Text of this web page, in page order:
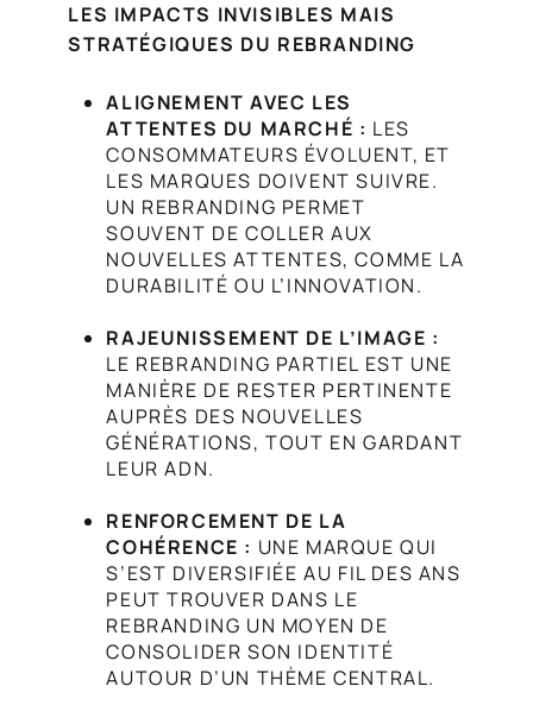
LES IMPACTS INVISIBLES MAIS
STRATÉGIQUES DU REBRANDING
ALIGNEMENT AVEC LES
ATTENTES DU MARCHÉ : LES
CONSOMMATEURS ÉVOLUENT, ET
LES MARQUES DOIVENT SUIVRE.
UN REBRANDING PERMET
SOUVENT DE COLLER AUX
NOUVELLES ATTENTES, COMME LA
DURABILITÉ OU L’INNOVATION.
RAJEUNISSEMENT DE L’IMAGE :
LE REBRANDING PARTIEL EST UNE
MANIÈRE DE RESTER PERTINENTE
AUPRÈS DES NOUVELLES
GÉNÉRATIONS, TOUT EN GARDANT
LEUR ADN.
RENFORCEMENT DE LA
COHÉRENCE : UNE MARQUE QUI
S’EST DIVERSIFIÉE AU FIL DES ANS
PEUT TROUVER DANS LE
REBRANDING UN MOYEN DE
CONSOLIDER SON IDENTITÉ
AUTOUR D’UN THÈME CENTRAL.